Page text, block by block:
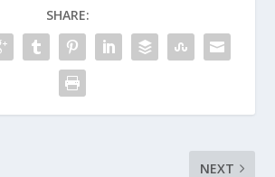
SHARE:
NEXT